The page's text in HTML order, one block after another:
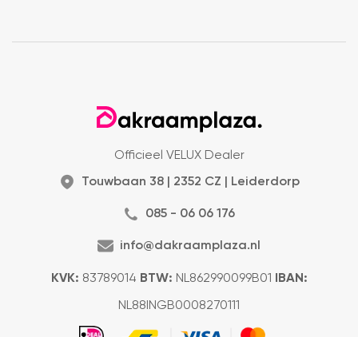
Officieel VELUX Dealer
Touwbaan 38 | 2352 CZ | Leiderdorp
085 - 06 06 176
info@dakraamplaza.nl
KVK: 83789014 BTW: NL862990099B01 IBAN:
NL88INGB0008270111